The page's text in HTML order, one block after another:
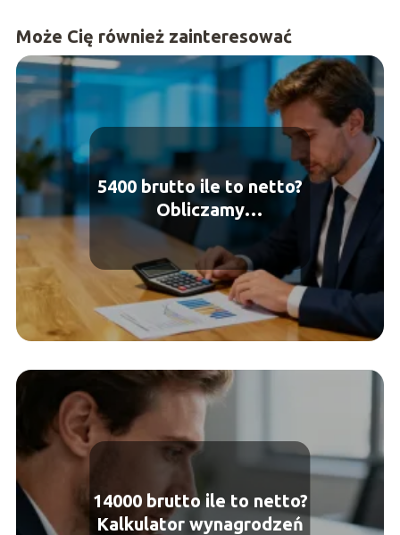
Może Cię również zainteresować
5400 brutto ile to netto?
Obliczamy
wynagrodzenie na rękę
14000 brutto ile to netto?
Kalkulator wynagrodzeń